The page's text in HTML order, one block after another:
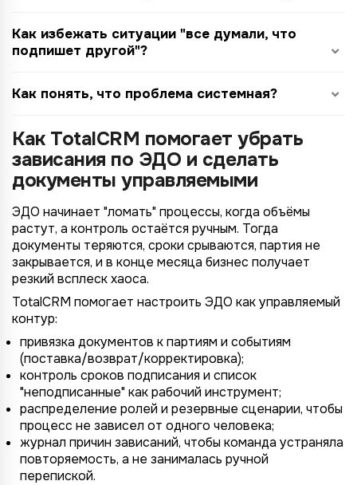
Как избежать ситуации "все думали, что
подпишет другой"?
Как понять, что проблема системная?
Как TotalCRM помогает убрать
зависания по ЭДО и сделать
документы управляемыми
ЭДО начинает "ломать" процессы, когда объёмы
растут, а контроль остаётся ручным. Тогда
документы теряются, сроки срываются, партия не
закрывается, и в конце месяца бизнес получает
резкий всплеск хаоса.
TotalCRM помогает настроить ЭДО как управляемый
контур:
привязка документов к партиям и событиям
(поставка/возврат/корректировка);
контроль сроков подписания и список
"неподписанные" как рабочий инструмент;
распределение ролей и резервные сценарии, чтобы
процесс не зависел от одного человека;
журнал причин зависаний, чтобы команда устраняла
повторяемость, а не занималась ручной
перепиской.